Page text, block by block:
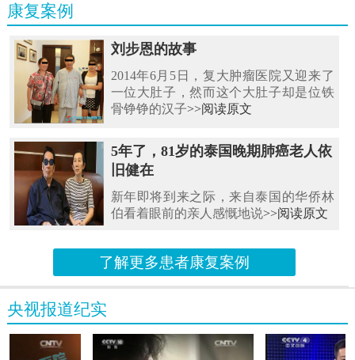
康复案例
刘步恩的故事
2014年6月5日，复大肿瘤医院又迎来了
一位大肚子，然而这个大肚子却是位铁
骨铮铮的汉子>>阅读原文
5年了，81岁的泰国晚期肺癌老人依
旧健在
新年即将到来之际，来自泰国的华侨林
伯看着眼前的亲人感慨地说>>阅读原文
了解更多患者康复案例
央视报道纪实